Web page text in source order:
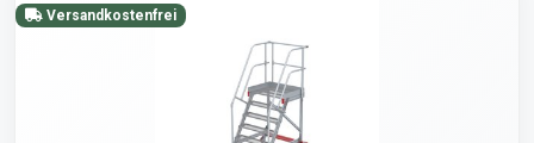
Versandkostenfrei